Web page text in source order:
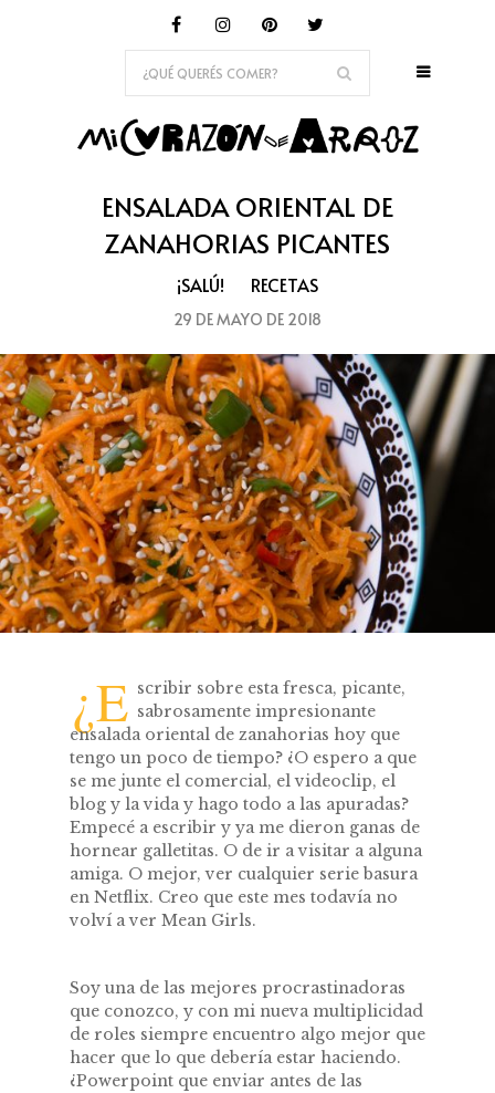
ENSALADA ORIENTAL DE
ZANAHORIAS PICANTES
¡SALÚ! RECETAS
29 DE MAYO DE 2018
¿E scribir sobre esta fresca, picante,
sabrosamente impresionante
ensalada oriental de zanahorias hoy que
tengo un poco de tiempo? ¿O espero a que
se me junte el comercial, el videoclip, el
blog y la vida y hago todo a las apuradas?
Empecé a escribir y ya me dieron ganas de
hornear galletitas. O de ir a visitar a alguna
amiga. O mejor, ver cualquier serie basura
en Netflix. Creo que este mes todavía no
volví a ver Mean Girls.
Soy una de las mejores procrastinadoras
que conozco, y con mi nueva multiplicidad
de roles siempre encuentro algo mejor que
hacer que lo que debería estar haciendo.
¿Powerpoint que enviar antes de las